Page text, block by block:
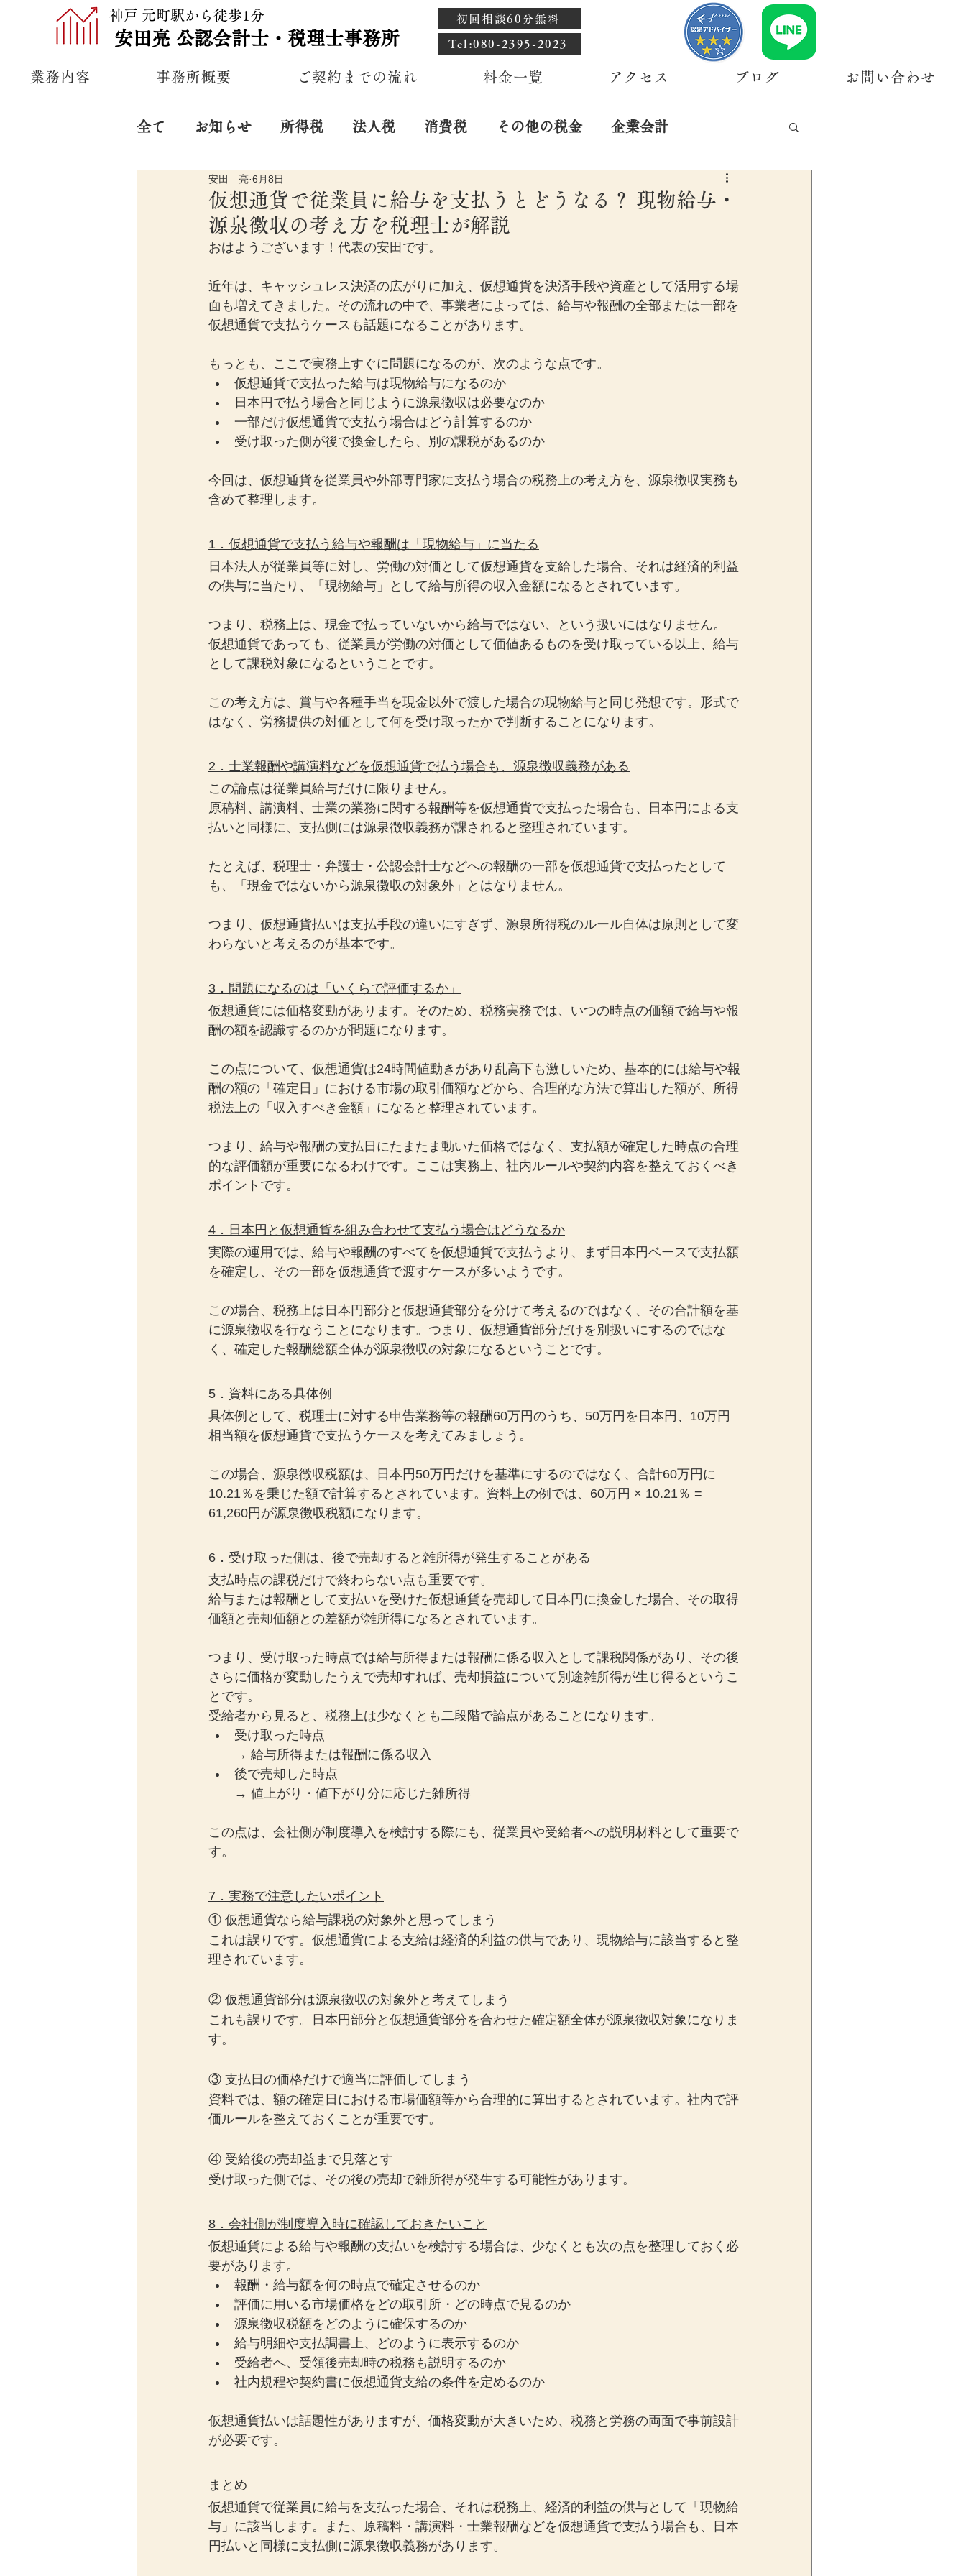
神戸 元町駅から徒歩1分
安田亮 公認会計士・税理士事務所
初回相談60分無料
​Tel:080-2395-2023
業務内容 事務所概要 ご契約までの流れ 料金一覧 アクセス ブログ お問い合わせ
全て お知らせ 所得税 法人税 消費税 その他の税金 企業会計
プライベート 経営
仮想通貨で従業員に給与を支払うとどうなる？ 現物給与・
源泉徴収の考え方を税理士が解説
安田 亮 6月8日
おはようございます！代表の安田です。
近年は、キャッシュレス決済の広がりに加え、仮想通貨を決済手段や資産として活用する場
面も増えてきました。その流れの中で、事業者によっては、給与や報酬の全部または一部を
仮想通貨で支払うケースも話題になることがあります。
もっとも、ここで実務上すぐに問題になるのが、次のような点です。
仮想通貨で支払った給与は現物給与になるのか
日本円で払う場合と同じように源泉徴収は必要なのか
一部だけ仮想通貨で支払う場合はどう計算するのか
受け取った側が後で換金したら、別の課税があるのか
今回は、仮想通貨を従業員や外部専門家に支払う場合の税務上の考え方を、源泉徴収実務も
含めて整理します。
1．仮想通貨で支払う給与や報酬は「現物給与」に当たる
日本法人が従業員等に対し、労働の対価として仮想通貨を支給した場合、それは経済的利益
の供与に当たり、「現物給与」として給与所得の収入金額になるとされています。
つまり、税務上は、現金で払っていないから給与ではない、という扱いにはなりません。
仮想通貨であっても、従業員が労働の対価として価値あるものを受け取っている以上、給与
として課税対象になるということです。
この考え方は、賞与や各種手当を現金以外で渡した場合の現物給与と同じ発想です。形式で
はなく、労務提供の対価として何を受け取ったかで判断することになります。
2．士業報酬や講演料などを仮想通貨で払う場合も、源泉徴収義務がある
この論点は従業員給与だけに限りません。
原稿料、講演料、士業の業務に関する報酬等を仮想通貨で支払った場合も、日本円による支
払いと同様に、支払側には源泉徴収義務が課されると整理されています。
たとえば、税理士・弁護士・公認会計士などへの報酬の一部を仮想通貨で支払ったとして
も、「現金ではないから源泉徴収の対象外」とはなりません。
つまり、仮想通貨払いは支払手段の違いにすぎず、源泉所得税のルール自体は原則として変
わらないと考えるのが基本です。
3．問題になるのは「いくらで評価するか」
仮想通貨には価格変動があります。そのため、税務実務では、いつの時点の価額で給与や報
酬の額を認識するのかが問題になります。
この点について、仮想通貨は24時間値動きがあり乱高下も激しいため、基本的には給与や報
酬の額の「確定日」における市場の取引価額などから、合理的な方法で算出した額が、所得
税法上の「収入すべき金額」になると整理されています。
つまり、給与や報酬の支払日にたまたま動いた価格ではなく、支払額が確定した時点の合理
的な評価額が重要になるわけです。ここは実務上、社内ルールや契約内容を整えておくべき
ポイントです。
4．日本円と仮想通貨を組み合わせて支払う場合はどうなるか
実際の運用では、給与や報酬のすべてを仮想通貨で支払うより、まず日本円ベースで支払額
を確定し、その一部を仮想通貨で渡すケースが多いようです。
この場合、税務上は日本円部分と仮想通貨部分を分けて考えるのではなく、その合計額を基
に源泉徴収を行なうことになります。つまり、仮想通貨部分だけを別扱いにするのではな
く、確定した報酬総額全体が源泉徴収の対象になるということです。
5．資料にある具体例
具体例として、税理士に対する申告業務等の報酬60万円のうち、50万円を日本円、10万円
相当額を仮想通貨で支払うケースを考えてみましょう。
この場合、源泉徴収税額は、日本円50万円だけを基準にするのではなく、合計60万円に
10.21％を乗じた額で計算するとされています。資料上の例では、60万円 × 10.21％ =
61,260円が源泉徴収税額になります。
6．受け取った側は、後で売却すると雑所得が発生することがある
支払時点の課税だけで終わらない点も重要です。
給与または報酬として支払いを受けた仮想通貨を売却して日本円に換金した場合、その取得
価額と売却価額との差額が雑所得になるとされています。
つまり、受け取った時点では給与所得または報酬に係る収入として課税関係があり、その後
さらに価格が変動したうえで売却すれば、売却損益について別途雑所得が生じ得るというこ
とです。
受給者から見ると、税務上は少なくとも二段階で論点があることになります。
受け取った時点
→ 給与所得または報酬に係る収入
後で売却した時点
→ 値上がり・値下がり分に応じた雑所得
この点は、会社側が制度導入を検討する際にも、従業員や受給者への説明材料として重要で
す。
7．実務で注意したいポイント
① 仮想通貨なら給与課税の対象外と思ってしまう
これは誤りです。仮想通貨による支給は経済的利益の供与であり、現物給与に該当すると整
理されています。
② 仮想通貨部分は源泉徴収の対象外と考えてしまう
これも誤りです。日本円部分と仮想通貨部分を合わせた確定額全体が源泉徴収対象になりま
す。
③ 支払日の価格だけで適当に評価してしまう
資料では、額の確定日における市場価額等から合理的に算出するとされています。社内で評
価ルールを整えておくことが重要です。
④ 受給後の売却益まで見落とす
受け取った側では、その後の売却で雑所得が発生する可能性があります。
8．会社側が制度導入時に確認しておきたいこと
仮想通貨による給与や報酬の支払いを検討する場合は、少なくとも次の点を整理しておく必
要があります。
報酬・給与額を何の時点で確定させるのか
評価に用いる市場価格をどの取引所・どの時点で見るのか
源泉徴収税額をどのように確保するのか
給与明細や支払調書上、どのように表示するのか
受給者へ、受領後売却時の税務も説明するのか
社内規程や契約書に仮想通貨支給の条件を定めるのか
仮想通貨払いは話題性がありますが、価格変動が大きいため、税務と労務の両面で事前設計
が必要です。
まとめ
仮想通貨で従業員に給与を支払った場合、それは税務上、経済的利益の供与として「現物給
与」に該当します。また、原稿料・講演料・士業報酬などを仮想通貨で支払う場合も、日本
円払いと同様に支払側に源泉徴収義務があります。